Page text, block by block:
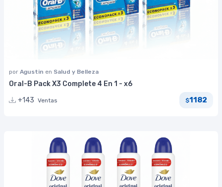
por Agustin en Salud y Belleza
Oral-B Pack X3 Complete 4 En 1 - x6
+143 Ventas $1182